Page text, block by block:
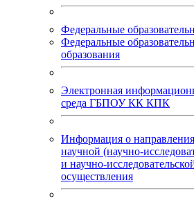
Федеральные
Федеральные
образования
Электронная
среда ГБПОУ КК КПК
Информация о
научной (научно-
и научно-
осуществления